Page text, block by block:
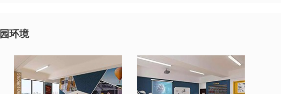
环境